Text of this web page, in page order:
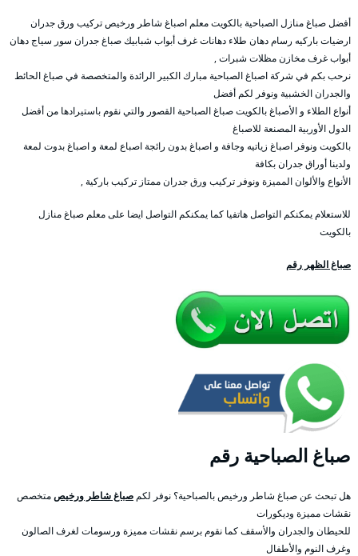
أفضل صباغ منازل الصباحية بالكويت معلم اصباغ شاطر ورخيص تركيب ورق جدران
ارضيات باركيه رسام دهان طلاء دهانات غرف أبواب شبابيك صباغ جدران سور سياج دهان
أبواب غرف مخازن مظلات شبرات ,
نرحب بكم في شركة اصباغ الصباحية مبارك الكبير الرائدة والمتخصصة في صباغ الحائط
والجدران الخشبية ونوفر لكم أفضل
أنواع الطلاء و الأصباغ بالكويت صباغ الصباحية القصور والتي نقوم باستيرادها من أفضل
الدول الأوربية المصنعة للاصباغ
بالكويت ونوفر اصباغ زياتيه وجافة و اصباغ بدون رائجة اصباع لمعة و اصباغ بدوت لمعة
ولدينا أوراق جدران بكافة
الأنواع والألوان المميزة ونوفر تركيب ورق جدران ممتاز تركيب باركية ,
للاستعلام يمكنكم التواصل هاتفيا كما يمكنكم التواصل ايضا على معلم صباغ منازل
بالكويت
صباغ الظهر رقم
صباغ الصباحية رقم
هل تبحث عن صباغ شاطر ورخيص بالصباحية؟ نوفر لكم صباغ شاطر ورخيصمتخصص
نقشات مميزة وديكورات
للحيطان والجدران والأسقف كما نقوم برسم نقشات مميزة ورسومات لغرف الصالون
وغرف النوم والأطفال